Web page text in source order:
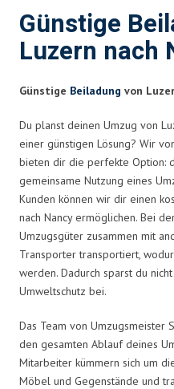
Günstige
Luzern nach
Günstige Beiladung von
Du planst deinen Umzug von
einer günstigen Lösung? Wir
bieten dir die perfekte Option:
gemeinsame Nutzung eines
Kunden können wir dir einen
nach Nancy ermöglichen. Bei
Umzugsgüter zusammen mit
Transporter transportiert,
werden. Dadurch sparst du
Umweltschutz bei.
Das Team von Umzugsmeister
den gesamten Ablauf deines
Mitarbeiter kümmern sich um
Möbel und Gegenstände und